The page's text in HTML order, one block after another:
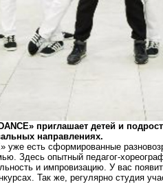
приглашает детей и
направлениях.
уже есть сформированные
Здесь опытный педагог-
и импровизацию. У вас
Так же, регулярно студия